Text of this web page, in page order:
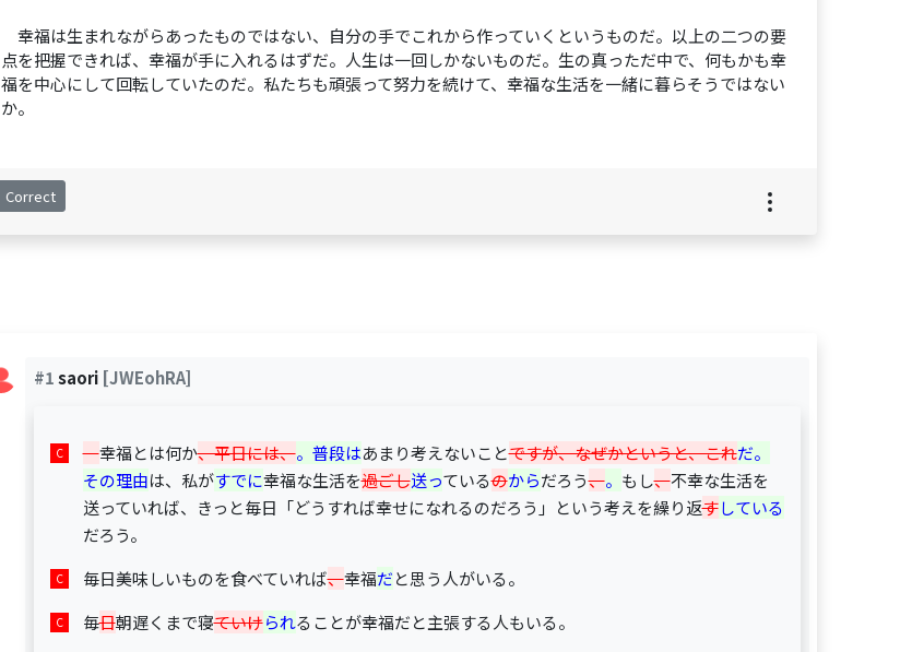
幸福は生まれながらあったものではない、自分の手でこれから作っていくというものだ。以上の二つの要
点を把握できれば、幸福が手に入れるはずだ。人生は一回しかないものだ。生の真っただ中で、何もかも幸
福を中心にして回転していたのだ。私たちも頑張って努力を続けて、幸福な生活を一緒に暮らそうではない
か。
Correct
#1saori [JWEohRA]
幸福とは何か、平日には、。普段はあまり考えないことですが、なぜかというと、これだ。
その理由は、私がすでに幸福な生活を過ごし送っているのからだろう、。 もし、不幸な生活を
送っていれば、きっと毎日「どうすれば幸せになれるのだろう」という考えを繰り返すしている
だろう。
毎日美味しいものを食べていれば、幸福だと思う人がいる。
毎日朝遅くまで寝ていけられることが幸福だと主張する人もいる。